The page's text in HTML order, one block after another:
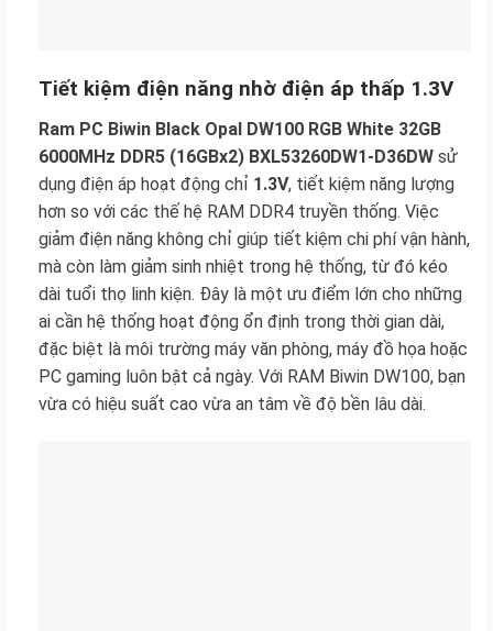
Tiết kiệm điện năng nhờ điện áp thấp 1.3V
Ram PC Biwin Black Opal DW100 RGB White 32GB
6000MHz DDR5 (16GBx2) BXL53260DW1-D36DW sử
dụng điện áp hoạt động chỉ 1.3V, tiết kiệm năng lượng
hơn so với các thế hệ RAM DDR4 truyền thống. Việc
giảm điện năng không chỉ giúp tiết kiệm chi phí vận hành,
mà còn làm giảm sinh nhiệt trong hệ thống, từ đó kéo
dài tuổi thọ linh kiện. Đây là một ưu điểm lớn cho những
ai cần hệ thống hoạt động ổn định trong thời gian dài,
đặc biệt là môi trường máy văn phòng, máy đồ họa hoặc
PC gaming luôn bật cả ngày. Với RAM Biwin DW100, bạn
vừa có hiệu suất cao vừa an tâm về độ bền lâu dài.